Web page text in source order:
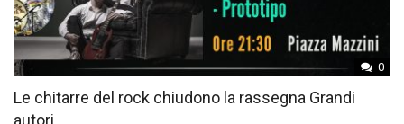
0
Le chitarre del rock chiudono la rassegna Grandi
autori